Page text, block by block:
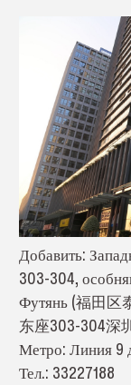
Добавить:
303-304,
Футянь (福田区
东座303-304深
Метро: Линия 9
Тел.: 33227188